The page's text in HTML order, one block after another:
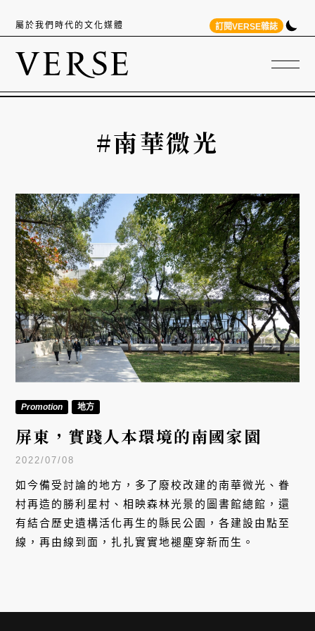
屬於我們時代的文化媒體 訂閱VERSE雜誌
#南華微光
Promotion 地方
屏東，實踐人本環境的南國家園
2022/07/08
如今備受討論的地方，多了廢校改建的南華微光、眷
村再造的勝利星村、相映森林光景的圖書館總館，還
有結合歷史遺構活化再生的縣民公園，各建設由點至
線，再由線到面，扎扎實實地褪塵穿新而生。